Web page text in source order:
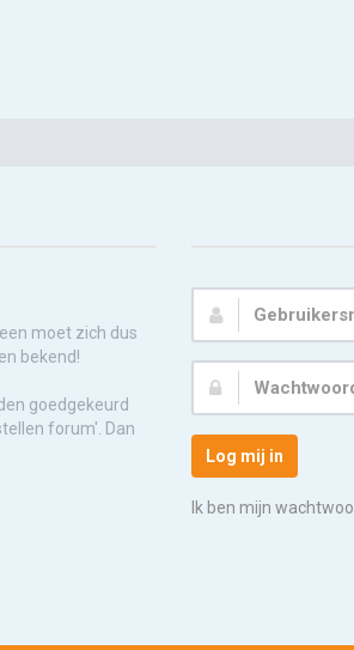
moet zich dus
bekend!
goedgekeurd
forum'. Dan
Gebruikersnaam:
Wachtwoord:
Log mij in
Ik ben mijn